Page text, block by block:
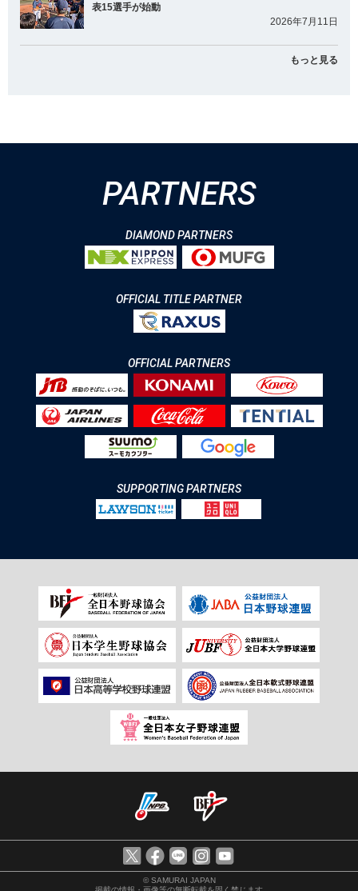
表15選手が始動
2026年7月11日
もっと見る
PARTNERS
DIAMOND PARTNERS
OFFICIAL TITLE PARTNER
OFFICIAL PARTNERS
SUPPORTING PARTNERS
© SAMURAI JAPAN